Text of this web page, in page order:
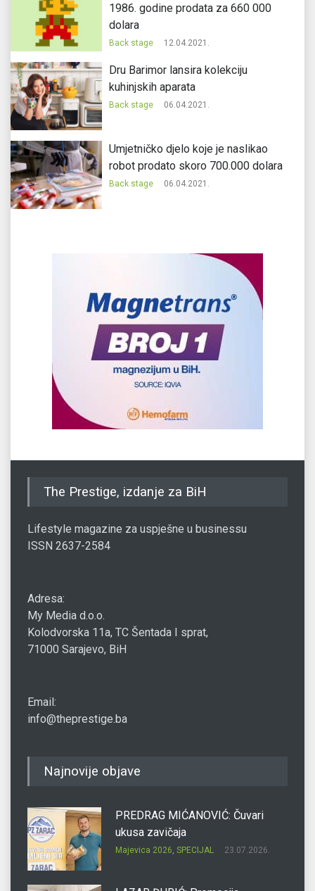
1986. godine prodata za 660 000
dolara
Back stage 12.04.2021.
Dru Barimor lansira kolekciju
kuhinjskih aparata
Back stage 06.04.2021.
Umjetničko djelo koje je naslikao
robot prodato skoro 700.000 dolara
Back stage 06.04.2021.
The Prestige, izdanje za BiH
Lifestyle magazine za uspješne u businessu
ISSN 2637-2584
Adresa:
My Media d.o.o.
Kolodvorska 11a, TC Šentada I sprat,
71000 Sarajevo, BiH
Email:
info@theprestige.ba
Najnovije objave
PREDRAG MIĆANOVIĆ: Čuvari
ukusa zavičaja
Majevica 2026, SPECIJAL 23.07.2026.